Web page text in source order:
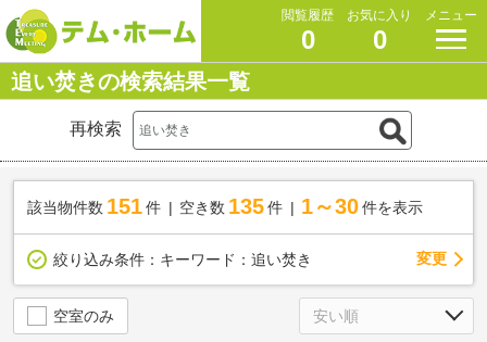
閲覧履歴
0
お気に入り
0
メニュー
追い焚きの検索結果一覧
再検索
該当物件数 151件 空き数 135 件 1～30 件を表示
絞り込み条件： キーワード：追い焚き 変更
空室のみ